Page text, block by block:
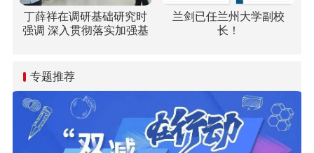
丁薛祥在调研基础研究时
强调 深入贯彻落实加强基
新能力
兰剑已任兰州大学副校
长！
专题推荐